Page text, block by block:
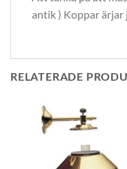
antik ) Koppar ärjar
RELATERADE